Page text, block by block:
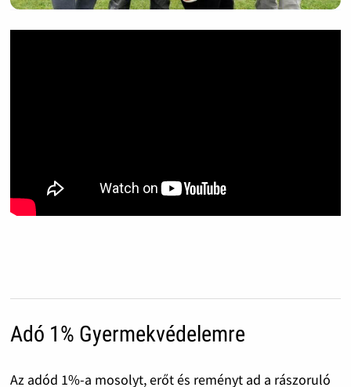
Adó 1% Gyermekvédelemre
Az adód 1%-a mosolyt, erőt és reményt ad a rászoruló